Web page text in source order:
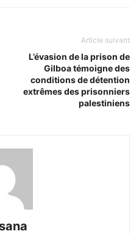
Article suivant
L’évasion de la prison de
Gilboa témoigne des
conditions de détention
extrêmes des prisonniers
palestiniens